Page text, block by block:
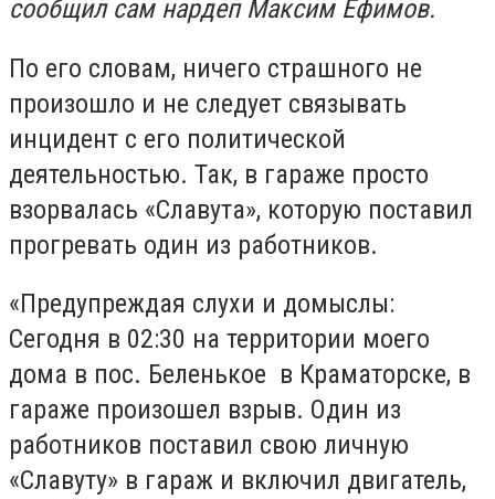
сообщил сам нардеп Максим Ефимов.
По его словам, ничего страшного не
произошло и не следует связывать
инцидент с его политической
деятельностью. Так, в гараже просто
взорвалась «Славута», которую поставил
прогревать один из работников.
«Предупреждая слухи и домыслы:
Сегодня в 02:30 на территории моего
дома в пос. Беленькое в Краматорске, в
гараже произошел взрыв. Один из
работников поставил свою личную
«Славуту» в гараж и включил двигатель,